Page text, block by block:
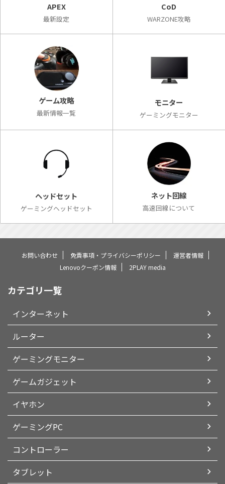
APEX
最新設定
CoD
WARZONE攻略
ゲーム攻略
最新情報一覧
モニター
ゲーミングモニター
ヘッドセット
ゲーミングヘッドセット
ネット回線
高速回線について
お問い合わせ 免責事項・プライバシーポリシー
運営者情報
Lenovoクーポン情報
2PLAY media
カテゴリ一覧
インターネット
ルーター
ゲーミングモニター
ゲームガジェット
イヤホン
ゲーミングPC
コントローラー
タブレット